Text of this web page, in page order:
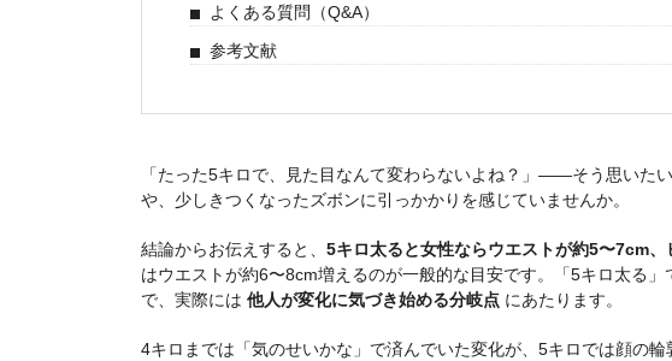
よくある質問（Q&A）
参考文献
「たった5キロで、見た目なんて変わらないよね？」——そう思いた
や、少しきつくなったズボンに引っかかりを感じていませんか。
結論からお伝えすると、 5キロ太ると女性ならウエストが約5〜7cm
はウエストが約6〜8cm増えるのが一般的な目安です。「5キロ太る」
で、実際には 他人が変化に気づき始める分岐点 にあたります。
4キロまでは「気のせいかな」で済んでいた変化が、5キロでは顔の